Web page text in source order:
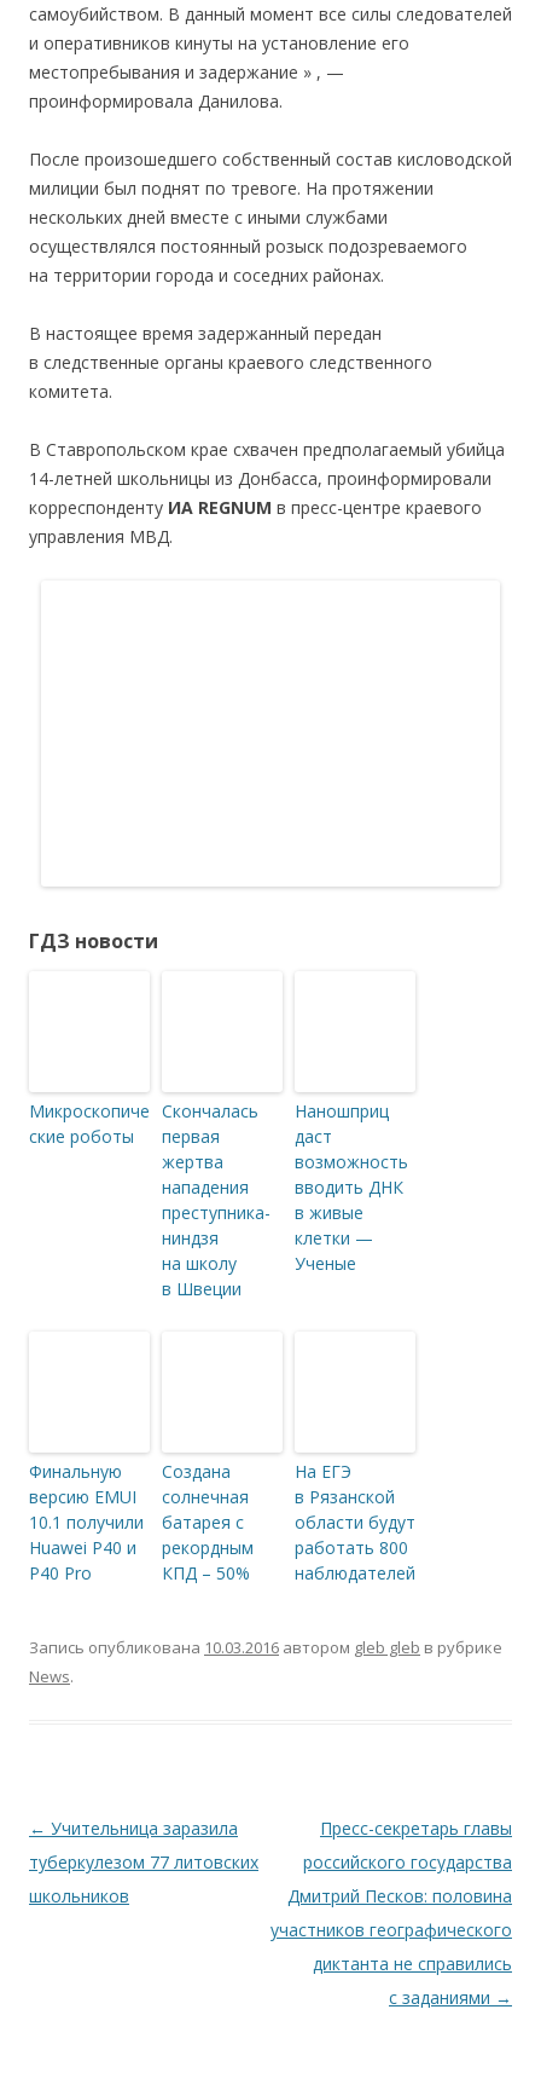
самоубийством. В данный момент все силы следователей
и оперативников кинуты на установление его
местопребывания и задержание » , —
проинформировала Данилова.
После произошедшего собственный состав кисловодской
милиции был поднят по тревоге. На протяжении
нескольких дней вместе с иными службами
осуществлялся постоянный розыск подозреваемого
на территории города и соседних районах.
В настоящее время задержанный передан
в следственные органы краевого следственного
комитета.
В Ставропольском крае схвачен предполагаемый убийца
14-летней школьницы из Донбасса, проинформировали
корреспонденту ИА REGNUM в пресс-центре краевого
управления МВД.
ГДЗ новости
Микроскопиче
ские роботы
Скончалась
первая
жертва
нападения
преступника-
ниндзя
на школу
в Швеции
Наношприц
даст
возможность
вводить ДНК
в живые
клетки —
Ученые
Финальную
версию EMUI
10.1 получили
Huawei P40 и
P40 Pro
Создана
солнечная
батарея с
рекордным
КПД – 50%
На ЕГЭ
в Рязанской
области будут
работать 800
наблюдателей
Запись опубликована 10.03.2016 автором gleb gleb в рубрике
News.
Навигация по записям
← Учительница заразила
туберкулезом 77 литовских
школьников
Пресс-секретарь главы
российского государства
Дмитрий Песков: половина
участников географического
диктанта не справились
с заданиями →